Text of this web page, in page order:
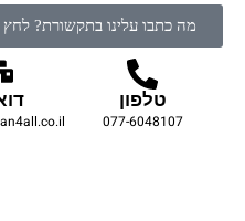
מה כתבו עלינו בתקשורת? לחץ
טלפון
077-6048107